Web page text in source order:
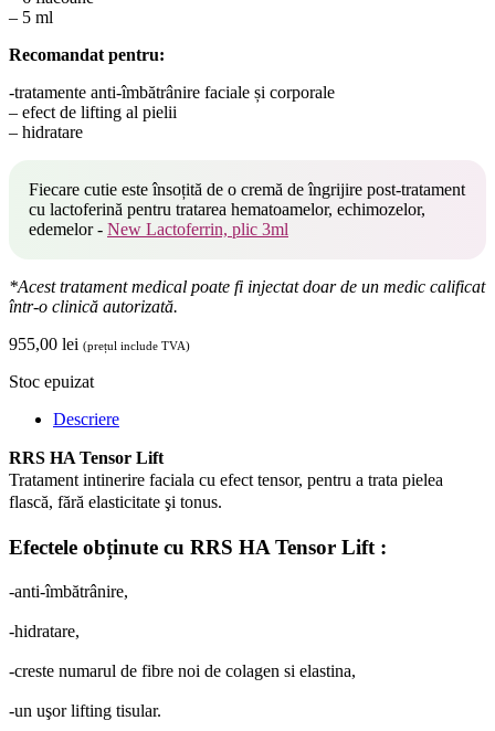
– 5 ml
Recomandat pentru:
-tratamente anti-îmbătrânire faciale și corporale
– efect de lifting al pielii
– hidratare
Fiecare cutie este însoțită de o cremă de îngrijire post-tratament
cu lactoferină pentru tratarea hematoamelor, echimozelor,
edemelor - New Lactoferrin, plic 3ml
*Acest tratament medical poate fi injectat doar de un medic calificat
într-o clinică autorizată.
955,00 lei (prețul include TVA)
Stoc epuizat
Descriere
RRS HA Tensor Lift
Tratament intinerire faciala cu efect tensor, pentru a trata pielea
flască, fără elasticitate şi tonus.
Efectele obținute cu RRS HA Tensor Lift :
-anti-îmbătrânire,
-hidratare,
-creste numarul de fibre noi de colagen si elastina,
-un uşor lifting tisular.